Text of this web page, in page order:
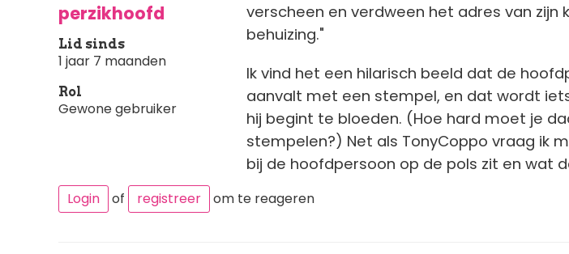
perzikhoofd
Lid sinds
1 jaar 7 maanden
Rol
Gewone gebruiker
verscheen en verdween het adres van zijn
behuizing."
Ik vind het een hilarisch beeld dat de
aanvalt met een stempel, en dat wordt
hij begint te bloeden. (Hoe hard moet je
stempelen?) Net als TonyCoppo vraag ik
bij de hoofdpersoon op de pols zit en wat
Login of registreer om te reageren